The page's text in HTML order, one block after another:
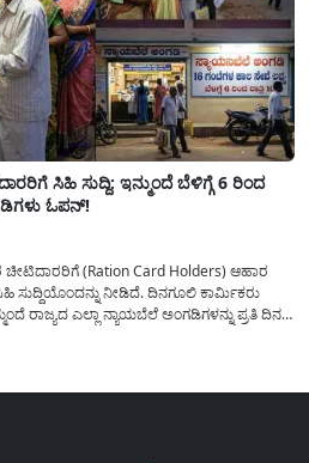
ಸಿಹಿ ಸುದ್ದಿ: ಇನ್ಮುಂದೆ ಬೆಳಿಗ್ಗೆ 6 ರಿಂದ
ಓಪನ್!
(Ration Card Holders) ಆಹಾರ
ಸುದ್ದಿಯೊಂದನ್ನು ನೀಡಿದೆ. ದಿನಗೂಲಿ ಕಾರ್ಮಿಕರು
ರಾಜ್ಯದ ಎಲ್ಲಾ ನ್ಯಾಯಬೆಲೆ ಅಂಗಡಿಗಳನ್ನು ಪ್ರತಿ ದಿನ